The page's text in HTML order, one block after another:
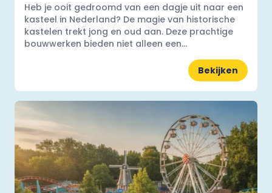
Heb je ooit gedroomd van een dagje uit naar een
kasteel in Nederland? De magie van historische
kastelen trekt jong en oud aan. Deze prachtige
bouwwerken bieden niet alleen een...
Bekijken